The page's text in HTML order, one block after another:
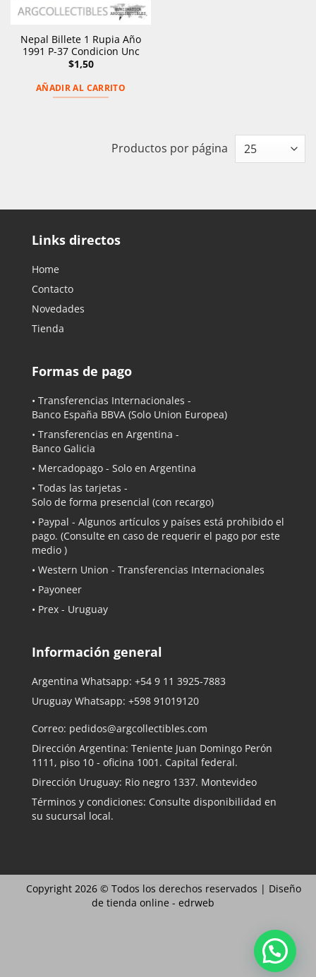
Nepal Billete 1 Rupia Año
1991 P-37 Condicion Unc
$1,50
AÑADIR AL CARRITO
Productos por página
Links directos
Home
Contacto
Novedades
Tienda
Formas de pago
• Transferencias Internacionales -
Banco España BBVA (Solo Union Europea)
• Transferencias en Argentina -
Banco Galicia
• Mercadopago - Solo en Argentina
• Todas las tarjetas -
Solo de forma presencial (con recargo)
• Paypal - Algunos artículos y países está prohibido el
pago. (Consulte en caso de requerir el pago por este
medio )
• Western Union - Transferencias Internacionales
• Payoneer
• Prex - Uruguay
Información general
Argentina Whatsapp: +54 9 11 3925-7883
Uruguay Whatsapp: +598 91019120
Correo: pedidos@argcollectibles.com
Dirección Argentina: Teniente Juan Domingo Perón
1111, piso 10 - oficina 1001. Capital federal.
Dirección Uruguay: Rio negro 1337. Montevideo
Términos y condiciones: Consulte disponibilidad en
su sucursal local.
Copyright 2026 © Todos los derechos reservados | Diseño
de tienda online - edrweb